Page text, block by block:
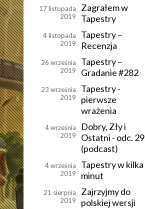
17 listopada
2019
Zagrałem w
Tapestry
4 listopada
2019
Tapestry –
Recenzja
26 września
2019
Tapestry –
Gradanie #282
23 września
2019
Tapestry -
pierwsze
wrażenia
4 września
2019
Dobry, Zły i
Ostatni - odc. 29
(podcast)
4 września
2019
Tapestry w kilka
minut
21 sierpnia
2019
Zajrzyjmy do
polskiej wersji